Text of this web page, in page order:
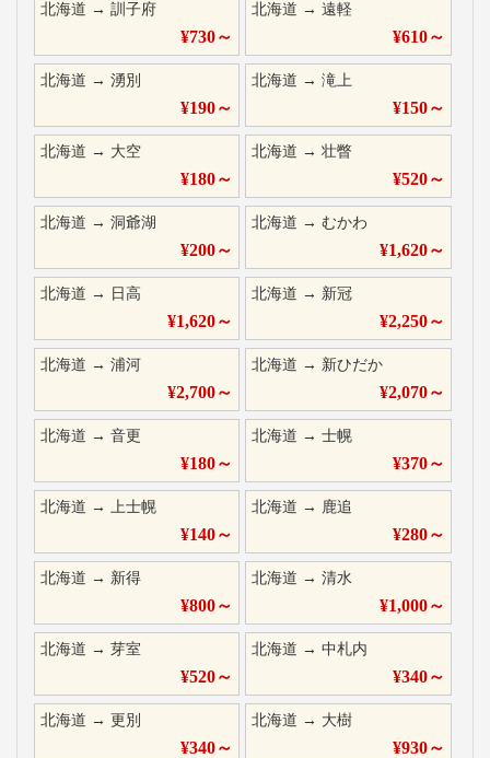
北海道 → 訓子府
¥730～
北海道 →遠軽
¥610～
北海道 → 湧別
¥190～
北海道 →滝上
¥150～
北海道 → 大空
¥180～
北海道 →壮瞥
¥520～
北海道 → 洞爺湖
¥200～
北海道 →むかわ
¥1,620～
北海道 → 日高
¥1,620～
北海道 → 新冠
¥2,250～
北海道 → 浦河
¥2,700～
北海道 → 新ひだか
¥2,070～
北海道 → 音更
¥180～
北海道 →士幌
¥370～
北海道 → 上士幌
¥140～
北海道 → 鹿追
¥280～
北海道 → 新得
¥800～
北海道 →清水
¥1,000～
北海道 → 芽室
¥520～
北海道 →中札内
¥340～
北海道 → 更別
¥340～
北海道 → 大樹
¥930～